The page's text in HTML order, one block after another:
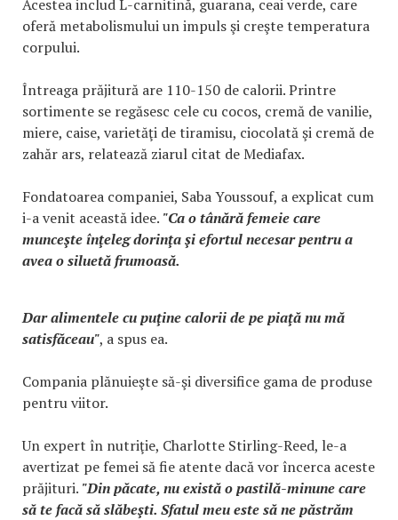
Acestea includ L-carnitină, guarana, ceai verde, care
oferă metabolismului un impuls şi creşte temperatura
corpului.
Întreaga prăjitură are 110-150 de calorii. Printre
sortimente se regăsesc cele cu cocos, cremă de vanilie,
miere, caise, varietăţi de tiramisu, ciocolată şi cremă de
zahăr ars, relatează ziarul citat de Mediafax.
Fondatoarea companiei, Saba Youssouf, a explicat cum
i-a venit această idee. "Ca o tânără femeie care
munceşte înţeleg dorinţa şi efortul necesar pentru a
avea o siluetă frumoasă.
Dar alimentele cu puţine calorii de pe piaţă nu mă
satisfăceau", a spus ea.
Compania plănuieşte să-şi diversifice gama de produse
pentru viitor.
Un expert în nutriţie, Charlotte Stirling-Reed, le-a
avertizat pe femei să fie atente dacă vor încerca aceste
prăjituri. "Din păcate, nu există o pastilă-minune care
să te facă să slăbeşti. Sfatul meu este să ne păstrăm